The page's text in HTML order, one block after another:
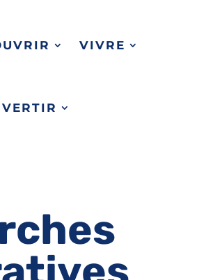
VIVRE